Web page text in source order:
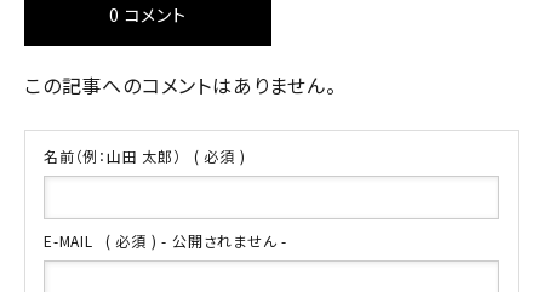
0 コメント
この記事へのコメントはありません。
名前（例：山田 太郎） ( 必須 )
E-MAIL ( 必須 ) - 公開されません -